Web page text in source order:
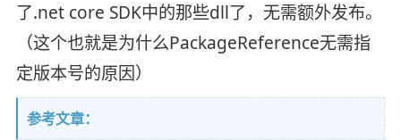
了.net core SDK中的那些dll了，无需额外发布。
（这个也就是为什么PackageReference无需指
定版本号的原因）
参考文章：